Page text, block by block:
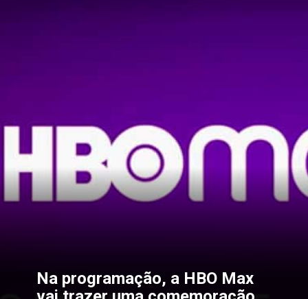
Na programação, a HBO Max